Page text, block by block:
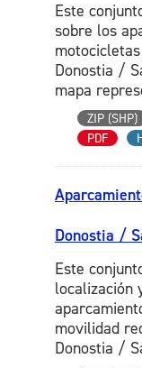
Este
sobre los
Donostia /
mapa
ZIP (SHP)
PDF
Donostia /
Este
localización
movilidad
Donostia /